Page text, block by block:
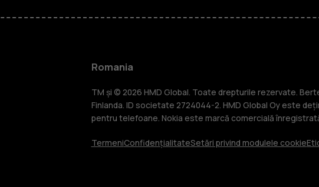
Smartphone-uri
Telefoane clasice
Accesorii
Tablete
Romania
TM și © 2026 HMD Global. Toate drepturile rezervate.
Finlanda. ID societate 2724044-2. HMD Global Oy este
pentru telefoane. Nokia este marcă comercială
TermeniConfidențialitateSetări privind modulele cookie